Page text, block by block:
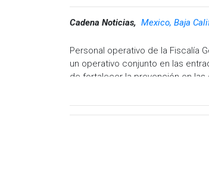
Cadena Noticias, Mexico, Baja
Personal operativo de la Fiscalía
un operativo conjunto en las
de fortalecer la prevención en las
El Fiscal Regional de Playas de